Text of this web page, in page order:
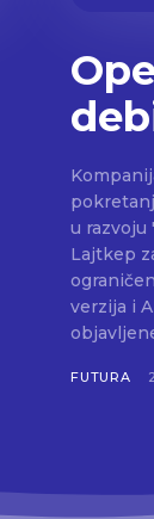
pokretanje ChatGPT
u razvoju
Lajtkep za CNBC. ChatGPT
verzija i
FUTURA